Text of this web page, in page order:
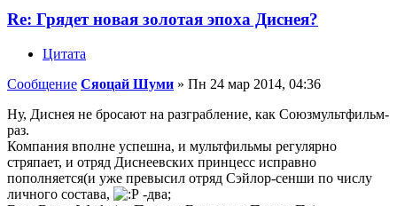
Re: Грядет новая золотая эпоха Диснея?
Цитата
Сообщение Сяоцай Шуми » Пн 24 мар 2014, 04:36
Ну, Диснея не бросают на разграбление, как Союзмультфильм-
раз.
Компания вполне успешна, и мультфильмы регулярно
стряпает, и отряд Диснеевских принцесс исправно
пополняется(и уже превысил отряд Сэйлор-сенши по числу
личного состава,
-два;